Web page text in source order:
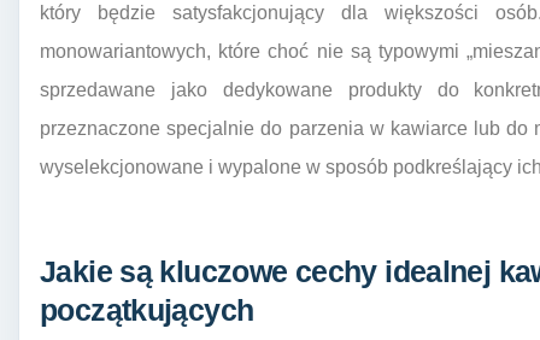
który będzie satysfakcjonujący dla większości
monowariantowych, które choć nie są typowymi
sprzedawane jako dedykowane produkty do
przeznaczone specjalnie do parzenia w kawiarce lub do
wyselekcjonowane i wypalone w sposób podkreślający
Jakie są kluczowe cechy idealnej
początkujących